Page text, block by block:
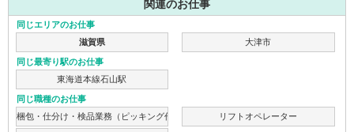
関連のお仕事
同じエリアのお仕事
滋賀県
大津市
同じ最寄り駅のお仕事
東海道本線石山駅
同じ職種のお仕事
梱包・仕分け・検品業務（ピッキング作業）
リフトオペレーター